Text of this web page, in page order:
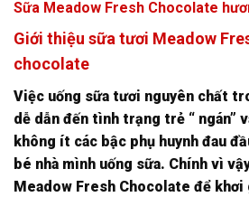
Sữa Meadow Fresh Chocolate
Giới thiệu sữa tươi Meadow
chocolate
Việc uống sữa tươi nguyên chất
dễ dẫn đến tình trạng trẻ “ ngán”
không ít các bậc phụ huynh đau
bé nhà mình uống sữa. Chính vì
Meadow Fresh Chocolate để